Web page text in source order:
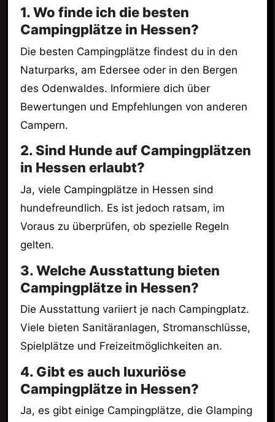
1. Wo finde ich die besten
Campingplätze in Hessen?
Die besten Campingplätze findest du in den
Naturparks, am Edersee oder in den Bergen
des Odenwaldes. Informiere dich über
Bewertungen und Empfehlungen von anderen
Campern.
2. Sind Hunde auf Campingplätzen
in Hessen erlaubt?
Ja, viele Campingplätze in Hessen sind
hundefreundlich. Es ist jedoch ratsam, im
Voraus zu überprüfen, ob spezielle Regeln
gelten.
3. Welche Ausstattung bieten
Campingplätze in Hessen?
Die Ausstattung variiert je nach Campingplatz.
Viele bieten Sanitäranlagen, Stromanschlüsse,
Spielplätze und Freizeitmöglichkeiten an.
4. Gibt es auch luxuriöse
Campingplätze in Hessen?
Ja, es gibt einige Campingplätze, die Glamping